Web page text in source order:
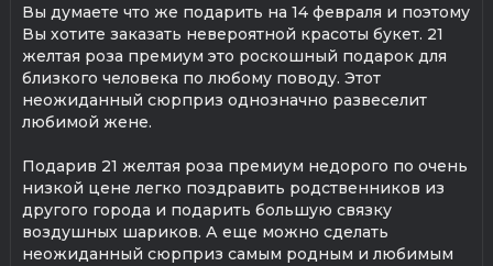
Вы думаете что же подарить на 14 февраля и поэтому
Вы хотите заказать невероятной красоты букет. 21
желтая роза премиум это роскошный подарок для
близкого человека по любому поводу. Этот
неожиданный сюрприз однозначно развеселит
любимой жене.
Подарив 21 желтая роза премиум недорого по очень
низкой цене легко поздравить родственников из
другого города и подарить большую связку
воздушных шариков. А еще можно сделать
неожиданный сюрприз самым родным и любимым